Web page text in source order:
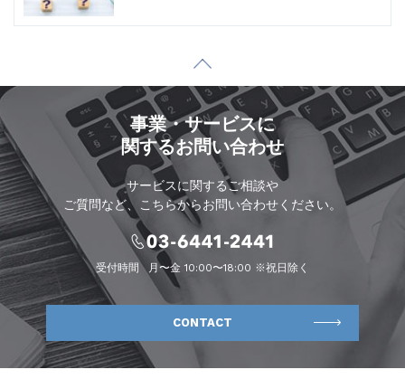
事業・サービスに
関するお問い合わせ
サービスに関するご相談や
ご質問など、こちらからお問い合わせください。
受付時間 月〜金 10:00〜18:00 ※祝日除く
CONTACT